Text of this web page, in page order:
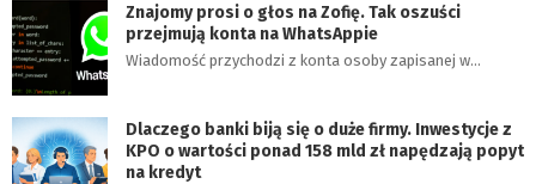
Znajomy prosi o głos na Zofię. Tak oszuści
przejmują konta na WhatsAppie
Wiadomość przychodzi z konta osoby zapisanej w…
Dlaczego banki biją się o duże firmy. Inwestycje z
KPO o wartości ponad 158 mld zł napędzają popyt
na kredyt